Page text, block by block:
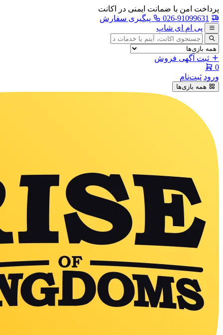
پرداخت امن با ضمانت ایمنی در اکانت
026-91099631
پیگیری سفارش
پی ام ای شاپ
جستجوی
آگهی
ثبت آگهی فروش
0
ورود ثبت‌نام
همه بازی‌ها